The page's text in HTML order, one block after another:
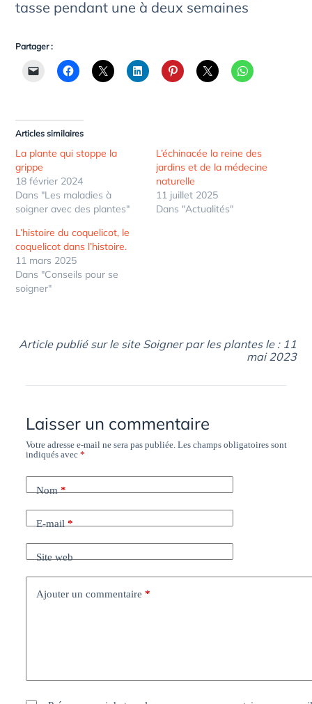
tasse pendant une à deux semaines
Partager :
Articles similaires
La plante qui stoppe la
grippe
18 février 2024
Dans "Les maladies à
soigner avec des plantes"
L’échinacée la reine des
jardins et de la médecine
naturelle
11 juillet 2025
Dans "Actualités"
L’histoire du coquelicot, le
coquelicot dans l’histoire.
11 mars 2025
Dans "Conseils pour se
soigner"
Article publié sur le site Soigner par les plantes le : 11
mai 2023
Laisser un commentaire
Votre adresse e-mail ne sera pas publiée. Les champs obligatoires sont
indiqués avec*
Nom*
E-mail*
Site web
Ajouter un commentaire *